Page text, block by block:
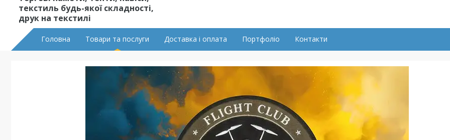
текстиль будь-якої складності,
друк на текстилі
Головна Товари та послуги Доставка і оплата Портфоліо Контакти